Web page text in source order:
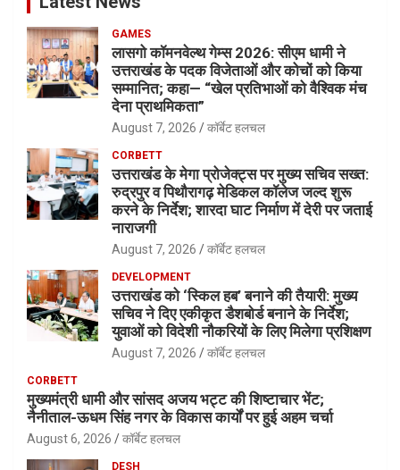
GAMES
लासगो कॉमनवेल्थ गेम्स 2026: सीएम धामी ने
उत्तराखंड के पदक विजेताओं और कोचों को किया
सम्मानित; कहा— “खेल प्रतिभाओं को वैश्विक मंच
देना प्राथमिकता”
August 7, 2026 कॉर्बेट हलचल
CORBETT
उत्तराखंड के मेगा प्रोजेक्ट्स पर मुख्य सचिव सख्त:
रुद्रपुर व पिथौरागढ़ मेडिकल कॉलेज जल्द शुरू
करने के निर्देश; शारदा घाट निर्माण में देरी पर जताई
नाराजगी
August 7, 2026 कॉर्बेट हलचल
DEVELOPMENT
उत्तराखंड को ‘स्किल हब’ बनाने की तैयारी: मुख्य
सचिव ने दिए एकीकृत डैशबोर्ड बनाने के निर्देश;
युवाओं को विदेशी नौकरियों के लिए मिलेगा प्रशिक्षण
August 7, 2026 कॉर्बेट हलचल
CORBETT
मुख्यमंत्री धामी और सांसद अजय भट्ट की शिष्टाचार भेंट;
नैनीताल-ऊधम सिंह नगर के विकास कार्यों पर हुई अहम चर्चा
August 6, 2026 कॉर्बेट हलचल
DESH